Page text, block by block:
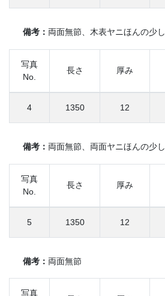
備考： 両面無節、木表ヤニほんの少し
写真
No.
長さ 厚み
4 1350 12
備考： 両面無節、両面ヤニほんの少し
写真
No.
長さ 厚み
5 1350 12
備考： 両面無節
写真